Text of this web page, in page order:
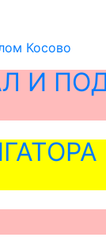
Косово
И